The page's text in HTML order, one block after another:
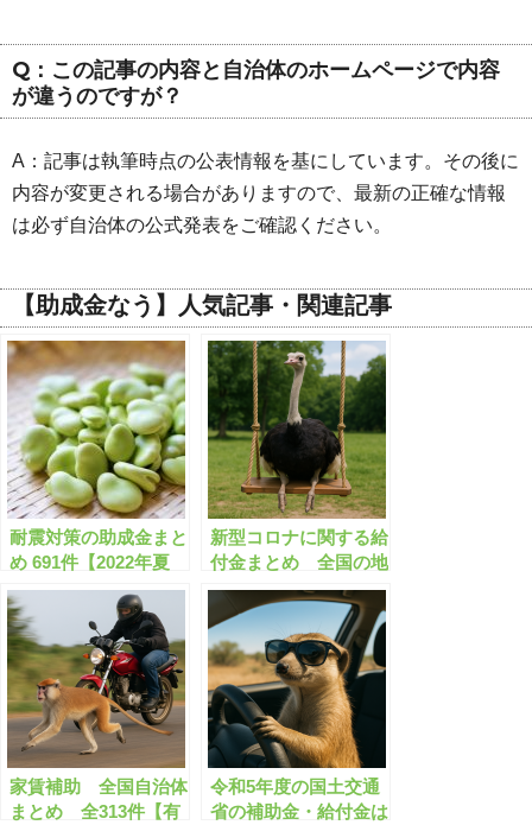
Q：この記事の内容と自治体のホームページで内容
が違うのですが？
A：記事は執筆時点の公表情報を基にしています。その後に
内容が変更される場合がありますので、最新の正確な情報
は必ず自治体の公式発表をご確認ください。
【助成金なう】人気記事・関連記事
耐震対策の助成金まと
め 691件【2022年夏
版】耐震改修/耐震診
断/ブロック塀除去/空
き家解体 など【有料
会員限定】
新型コロナに関する給
付金まとめ 全国の地
方自治体で359件【有
料会員限定】
家賃補助 全国自治体
まとめ 全313件【有
令和5年度の国土交通
省の補助金・給付金は